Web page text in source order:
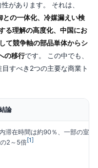
があります。 それは、
の一体化、冷媒漏えい検
る理解の高度化、中国にお
て競争軸の部品単体からシ
の移行です。 この中でも、
すべき2つの主要な商業ト
論
滞在時間は約90％、一部の室内
2～5倍[1]